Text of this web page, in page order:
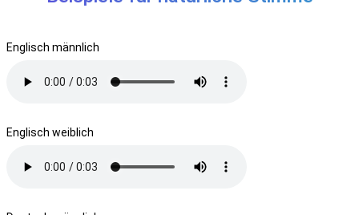
Englisch männlich
Englisch weiblich